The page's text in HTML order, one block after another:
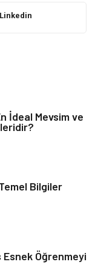
Eğlence
Linkedin
İdeal Mevsim ve
Bilgiler
Öğrenmeyi